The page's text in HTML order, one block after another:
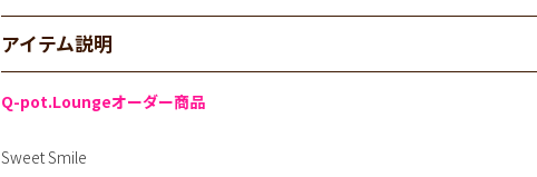
アイテム説明
Q-pot.Loungeオーダー商品
Sweet Smile